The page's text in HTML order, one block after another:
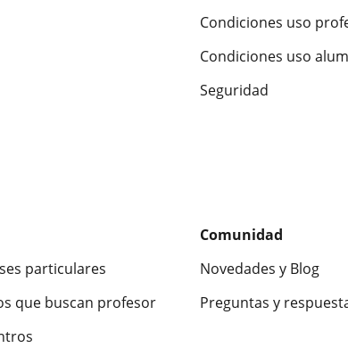
Condiciones uso
Condiciones uso
Seguridad
particulares
que buscan profesor
Comunidad
Novedades y Blog
Preguntas y